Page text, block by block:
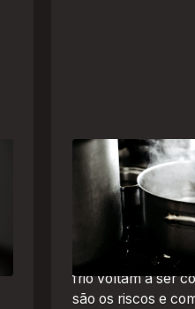
Frio leva
para se aquecer
de queimaduras
O inverno chegou
práticas
frio voltam a ser
são os riscos e